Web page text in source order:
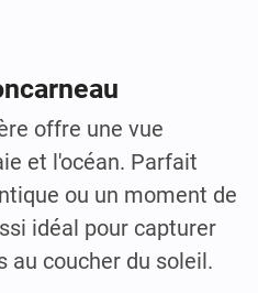
offre une vue
et l'océan. Parfait
ou un moment de
idéal pour capturer
au coucher du soleil.